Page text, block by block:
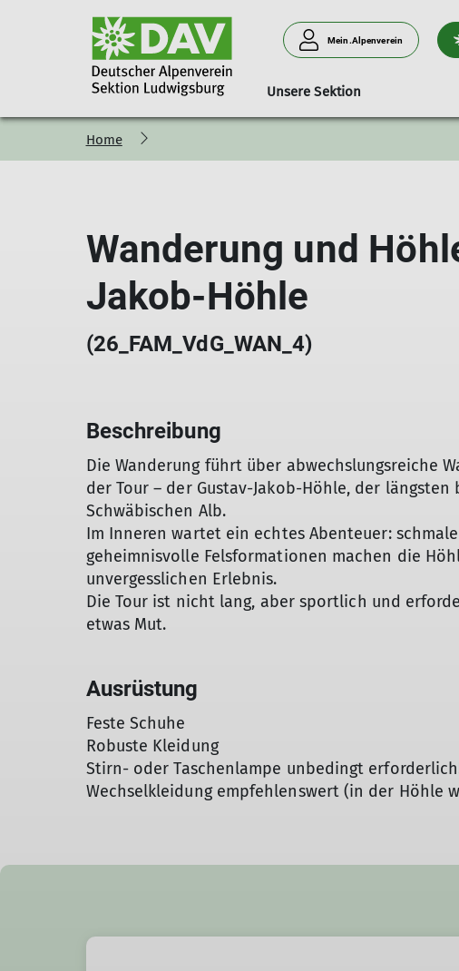
Mein.Alpenverein
Unsere Sektion
Service
Mediothek
Gesamtes Programm
Aktivengruppen
Gruppe Ü30
WanderFit
Sportabteilung
RegioAktiv (RA)
Ludwigsburger Hütte
Wildobstbiotop Sektionsprojekt - Wir für unseren
Home
Wanderung und
Jakob-Höhle
(26_FAM_VdG_WAN_4)
Beschreibung
Die Wanderung führt über abwechslungsreiche
der Tour – der Gustav-Jakob-Höhle, der
Schwäbischen Alb.
Im Inneren wartet ein echtes Abenteuer:
geheimnisvolle Felsformationen machen die
unvergesslichen Erlebnis.
Die Tour ist nicht lang, aber sportlich und
etwas Mut.
Ausrüstung
Feste Schuhe
Robuste Kleidung
Stirn- oder Taschenlampe unbedingt
Wechselkleidung empfehlenswert (in der Höhle